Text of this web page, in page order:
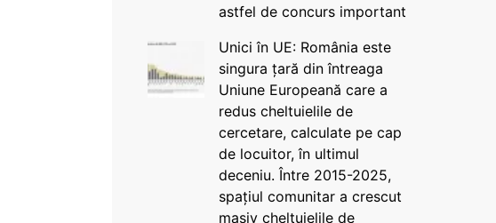
astfel de concurs important
Unici în UE: România este
singura țară din întreaga
Uniune Europeană care a
redus cheltuielile de
cercetare, calculate pe cap
de locuitor, în ultimul
deceniu. Între 2015-2025,
spațiul comunitar a crescut
masiv cheltuielile de